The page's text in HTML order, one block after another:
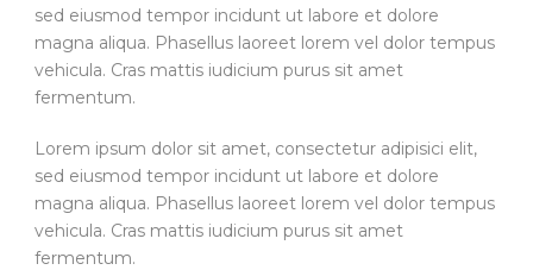
sed eiusmod tempor incidunt ut labore et dolore
magna aliqua. Phasellus laoreet lorem vel dolor tempus
vehicula. Cras mattis iudicium purus sit amet
fermentum.
Lorem ipsum dolor sit amet, consectetur adipisici elit,
sed eiusmod tempor incidunt ut labore et dolore
magna aliqua. Phasellus laoreet lorem vel dolor tempus
vehicula. Cras mattis iudicium purus sit amet
fermentum.